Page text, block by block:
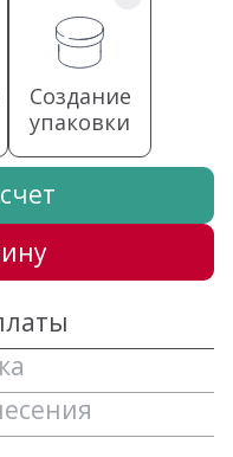
Создание
упаковки